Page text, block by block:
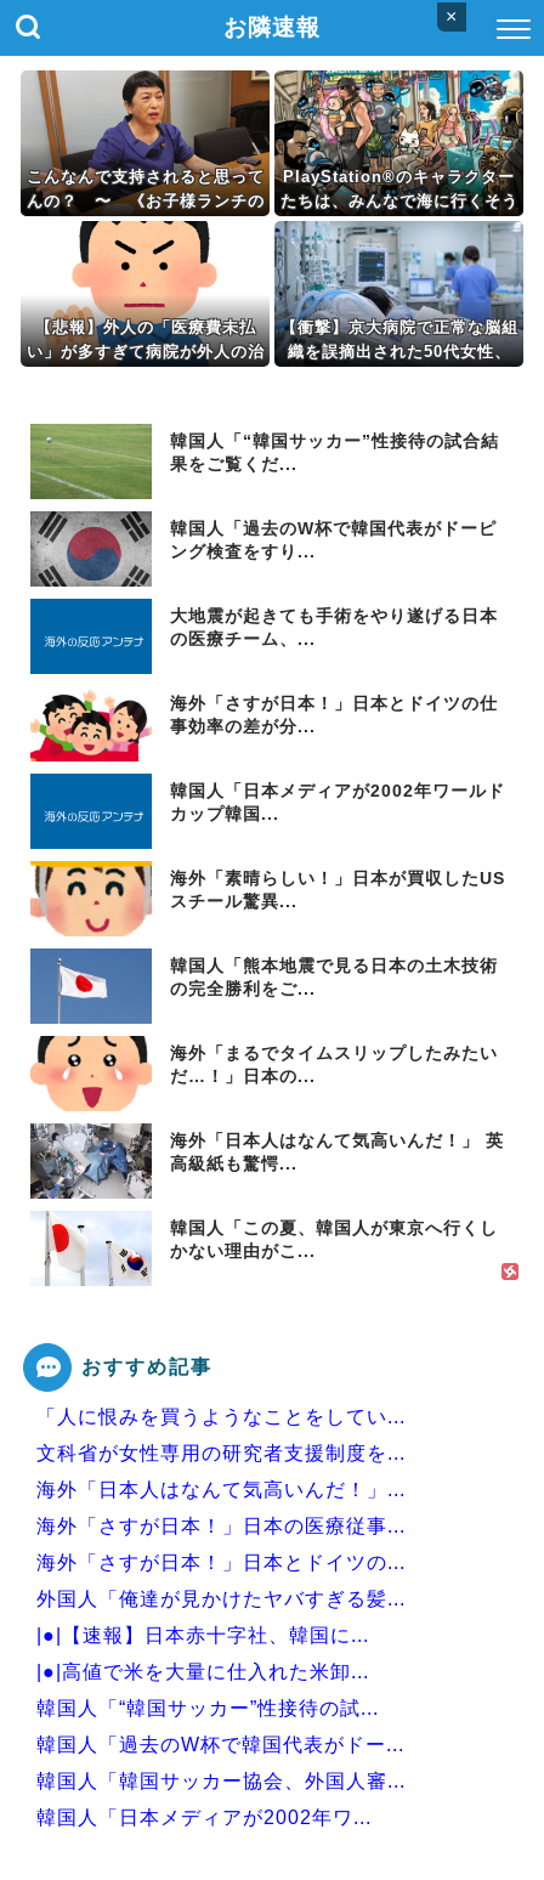
×
お隣速報
こんなんで支持されると思って
んの？ 〜 《お子様ランチの
日の丸はどうなるの？》社民党
党首・福島みずほ氏「国旗損壊
罪」への危機感
PlayStation®のキャラクター
たちは、みんなで海に行くそう
ですよ
【悲報】外人の「医療費未払
い」が多すぎて病院が外人の治
【衝撃】京大病院で正常な脳組
織を誤摘出された50代女性、
韓国人「“韓国サッカー”性接待の試合結
果をご覧くだ...
韓国人「過去のW杯で韓国代表がドーピ
ング検査をすり...
大地震が起きても手術をやり遂げる日本
の医療チーム、...
海外「さすが日本！」日本とドイツの仕
事効率の差が分...
韓国人「日本メディアが2002年ワールド
カップ韓国...
海外「素晴らしい！」日本が買収したUS
スチール驚異...
韓国人「熊本地震で見る日本の土木技術
の完全勝利をご...
海外「まるでタイムスリップしたみたい
だ…！」日本の...
海外「日本人はなんて気高いんだ！」 英
高級紙も驚愕...
韓国人「この夏、韓国人が東京へ行くし
かない理由がこ...
おすすめ記事
「人に恨みを買うようなことをしてい...
文科省が女性専用の研究者支援制度を...
海外「日本人はなんて気高いんだ！」...
海外「さすが日本！」日本の医療従事...
海外「さすが日本！」日本とドイツの...
外国人「俺達が見かけたヤバすぎる髪...
|●|【速報】日本赤十字社、韓国に...
|●|高値で米を大量に仕入れた米卸...
韓国人「“韓国サッカー”性接待の試...
韓国人「過去のW杯で韓国代表がドー...
韓国人「韓国サッカー協会、外国人審...
韓国人「日本メディアが2002年ワ...